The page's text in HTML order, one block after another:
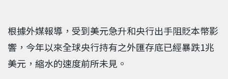
根據外媒報導，受到美元急升和央行出手阻貶本幣影
響，今年以來全球央行持有之外匯存底已經暴跌1兆
美元，縮水的速度前所未見。